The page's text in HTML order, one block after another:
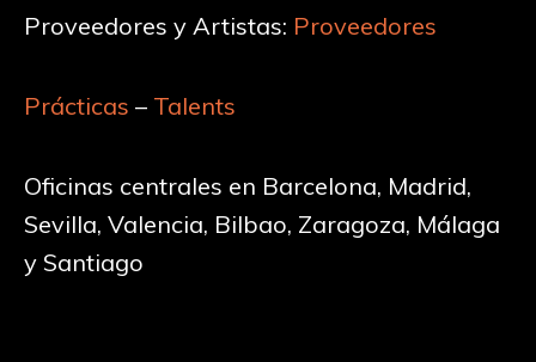
Proveedores y Artistas: Proveedores
Prácticas – Talents
Oficinas centrales en Barcelona, Madrid,
Sevilla, Valencia, Bilbao, Zaragoza, Málaga
y Santiago